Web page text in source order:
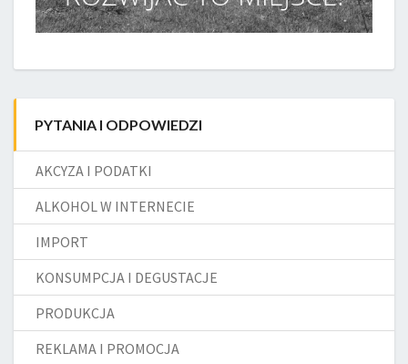
PYTANIA I ODPOWIEDZI
AKCYZA I PODATKI
ALKOHOL W INTERNECIE
IMPORT
KONSUMPCJA I DEGUSTACJE
PRODUKCJA
REKLAMA I PROMOCJA